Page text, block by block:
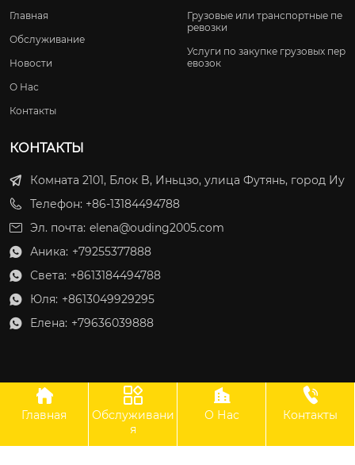
Главная
Обслуживание
Новости
О Нас
Контакты
Грузовые или транспортные пе
ревозки
Услуги по закупке грузовых пер
евозок
КОНТАКТЫ
Комната 2101, Блок B, Иньцзо, улица Футянь, город Иу
Телефон: +86-13184494788
Эл. почта: elena@ouding2005.com
 Аника: +79255377888
 Света: +8613184494788
 Юля: +8613049929295
 Елена: +79636039888
ООО Оудин по управлению международными цепями поставок

Главная

Обслуживани
я

О Нас

Контакты